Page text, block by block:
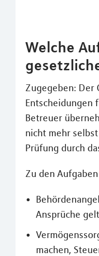
Welche
Zugegeben: Der
Entscheidungen
Betreuer
nicht mehr
Prüfung durch
Zu den
Ansprüche
machen,